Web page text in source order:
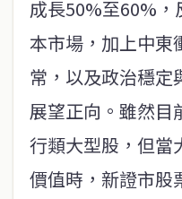
成長50%至60%，
本市場，加上中東
常，以及政治穩定
展望正向。雖然目
行類大型股，但當
價值時，新證市股